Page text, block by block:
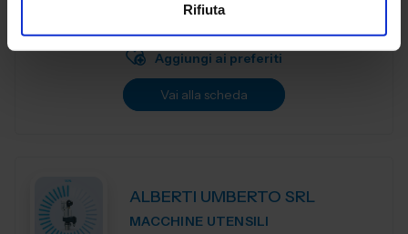
Rifiuta
Aggiungi ai preferiti
Vai alla scheda
ALBERTI UMBERTO SRL
MACCHINE UTENSILI